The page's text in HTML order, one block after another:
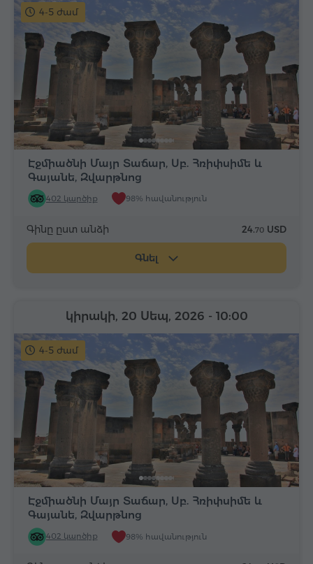
4-5 ժամ
Էջմիածնի Մայր Տաճար, Սբ. Հռիփսիմե և
Գայանե, Զվարթնոց
402 կարծիք 98% հավանություն
Գինը ըստ անձի 24.70 USD
Գնել
4-5 ժամ
Էջմիածնի Մայր Տաճար, Սբ. Հռիփսիմե և
Գայանե, Զվարթնոց
402 կարծիք 98% հավանություն
կիրակի, 20 Սեպ, 2026 - 10:00